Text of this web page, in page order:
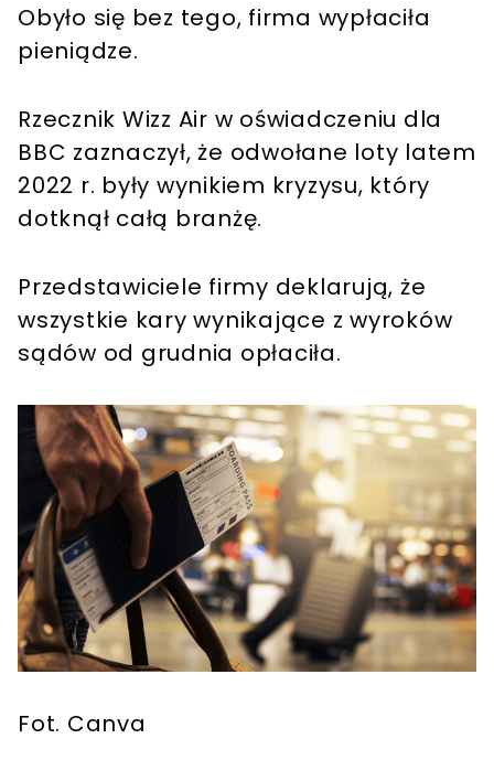
Obyło się bez tego, firma wypłaciła
pieniądze.
Rzecznik Wizz Air w oświadczeniu dla
BBC zaznaczył, że odwołane loty latem
2022 r. były wynikiem kryzysu, który
dotknął całą branżę.
Przedstawiciele firmy deklarują, że
wszystkie kary wynikające z wyroków
sądów od grudnia opłaciła.
Fot. Canva